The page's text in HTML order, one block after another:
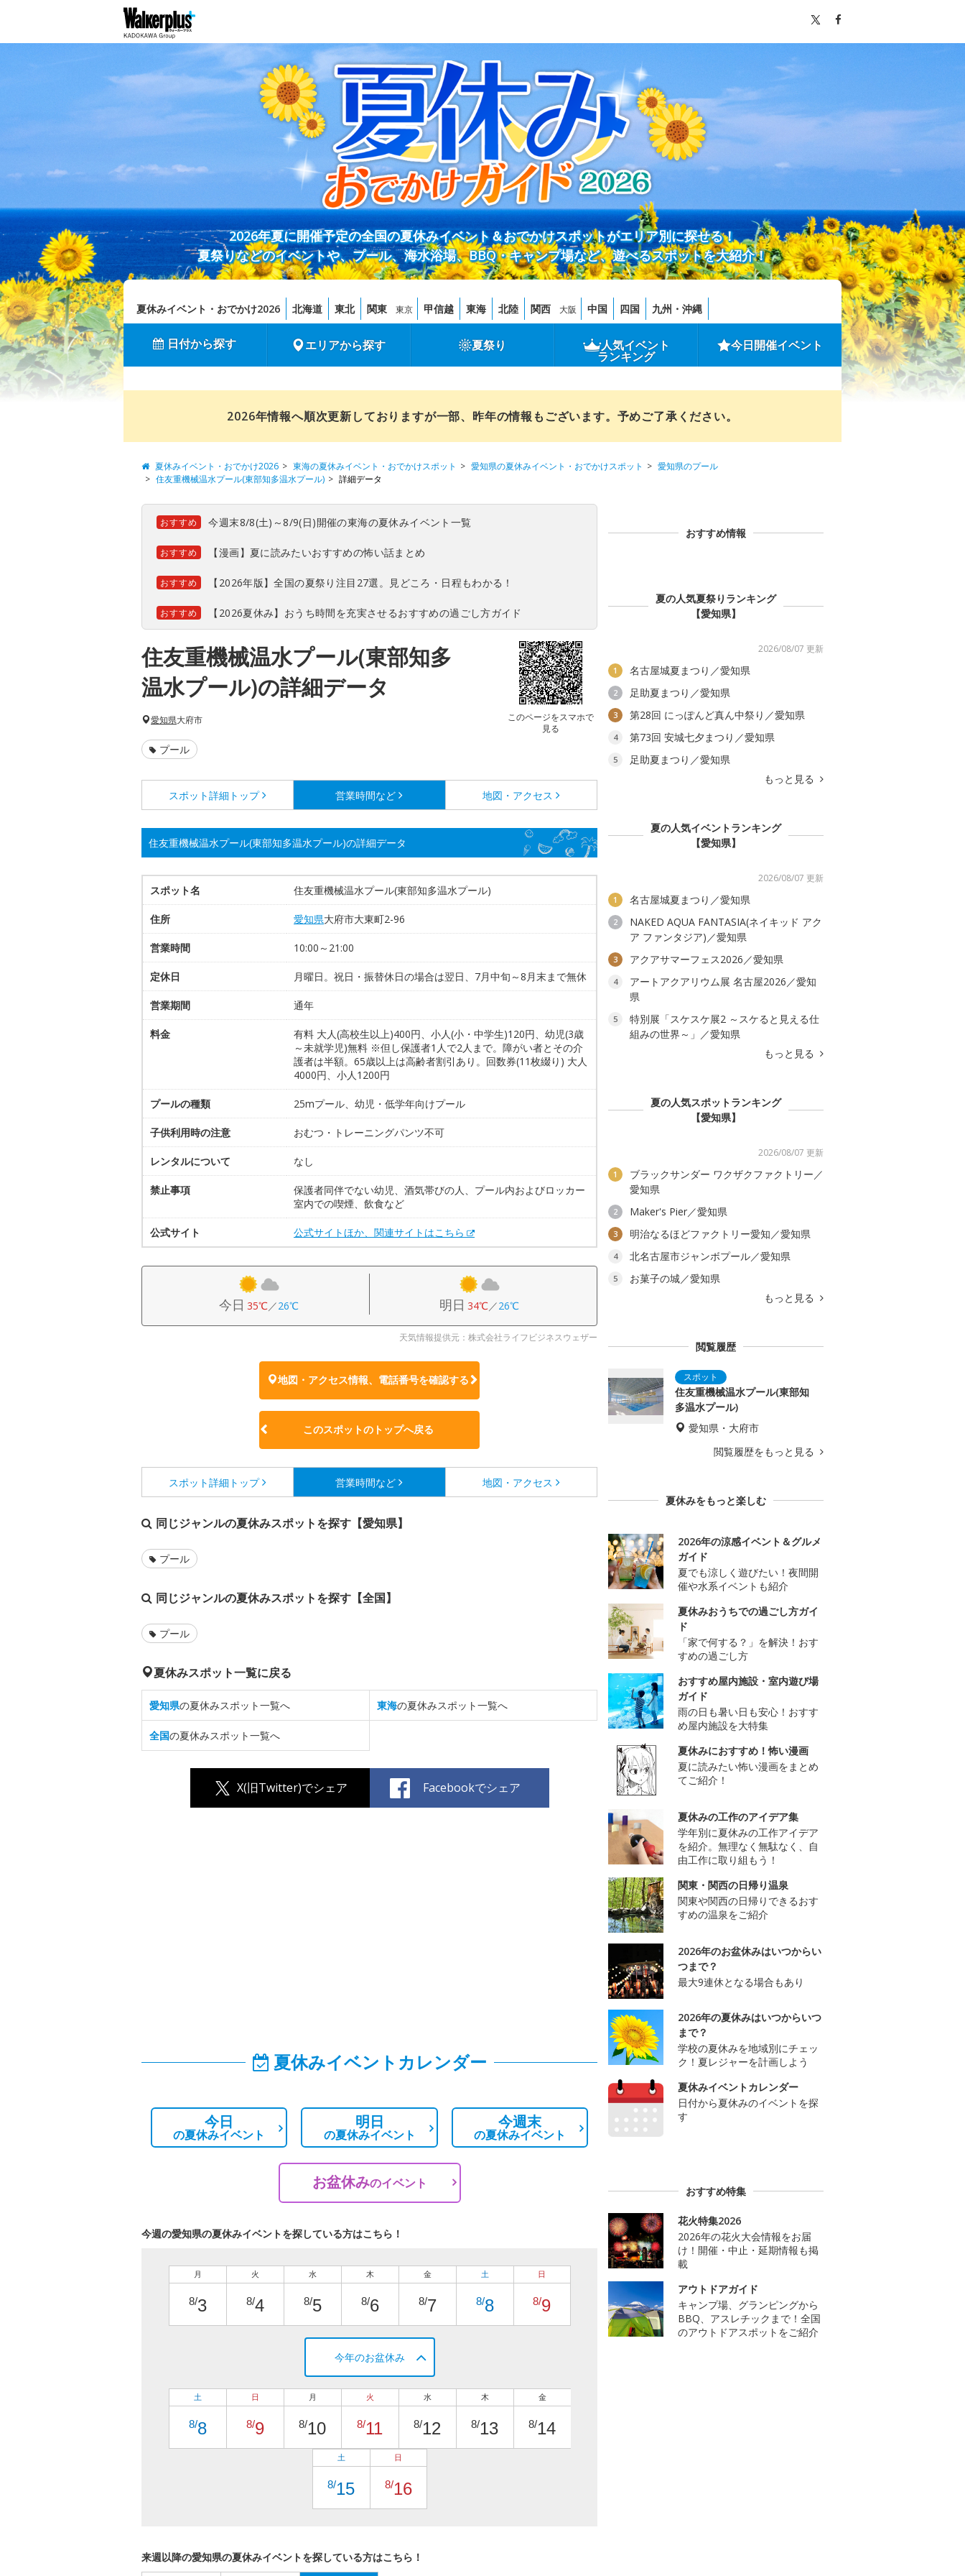
2026年夏に開催予定の全国の夏休みイベント＆おでかけスポットがエリア別に探せる！
夏祭りなどのイベントや、プール、海水浴場、BBQ・キャンプ場など、遊べるスポットを大紹介！
夏休みイベント・おでかけ2026 北海道 東北 関東 東京 甲信越 東海 北陸 関西 大阪 中国 四国 九州・沖縄
日付から探す エリアから探す 夏祭り 人気イベント
ランキング
今日開催イベント
2026年情報へ順次更新しておりますが一部、昨年の情報もございます。予めご了承ください。
夏休みイベント・おでかけ2026 東海の夏休みイベント・おでかけスポット 愛知県の夏休みイベント・おでかけスポット
愛知県のプール
住友重機械温水プール(東部知多温水プール)
詳細データ
おすすめ 今週末8/8(土)～8/9(日)開催の東海の夏休みイベント一覧
おすすめ 【漫画】夏に読みたいおすすめの怖い話まとめ
おすすめ 【2026年版】全国の夏祭り注目27選。見どころ・日程もわかる！
おすすめ 【2026夏休み】おうち時間を充実させるおすすめの過ごし方ガイド
住友重機械温水プール(東部知多
温水プール)の詳細データ
このページをスマホで
見る
愛知県大府市
プール
スポット詳細 トップ 営業時間など 地図・アクセス
住友重機械温水プール(東部知多温水プール)の詳細データ
スポット名 住友重機械温水プール(東部知多温水プール)
住所 愛知県大府市大東町2-96
営業時間 10:00～21:00
定休日 月曜日。祝日・振替休日の場合は翌日、7月中旬～8月末まで無休
営業期間 通年
料金
有料 大人(高校生以上)400円、小人(小・中学生)120円、幼児(3歳
～未就学児)無料 ※但し保護者1人で2人まで。障がい者とその介
護者は半額。65歳以上は高齢者割引あり。回数券(11枚綴り) 大人
4000円、小人1200円
プールの種類 25mプール、幼児・低学年向けプール
子供利用時の注意 おむつ・トレーニングパンツ不可
レンタルについて なし
禁止事項
保護者同伴でない幼児、酒気帯びの人、プール内およびロッカー
室内での喫煙、飲食など
公式サイト 公式サイトほか、関連サイトはこちら
今日 35℃／26℃ 明日 34℃／26℃
天気情報提供元：株式会社ライフビジネスウェザー
地図・アクセス情報、電話番号を確認する
このスポットのトップへ戻る
スポット詳細 トップ 営業時間など 地図・アクセス
同じジャンルの夏休みスポットを探す【愛知県】
プール
同じジャンルの夏休みスポットを探す【全国】
プール
夏休みスポット一覧に戻る
愛知県の夏休みスポット一覧へ 東海の夏休みスポット一覧へ
全国の夏休みスポット一覧へ
X(旧Twitter)でシェア Facebookでシェア
夏休みイベントカレンダー
今日
の夏休みイベント
明日
の夏休みイベント
今週末
の夏休みイベント
お盆休みのイベント
今週の愛知県の夏休みイベントを探している方はこちら！
月
8/3
火
8/4
水
8/5
木
8/6
金
8/7
土
8/8
日
8/9
今年のお盆休み
土
8/8
日
8/9
月
8/10
火
8/11
水
8/12
木
8/13
金
8/14
土
8/15
日
8/16
来週以降の愛知県の夏休みイベントを探している方はこちら！
おすすめ情報
夏の人気夏祭りランキング
【愛知県】
2026/08/07 更新
1 名古屋城夏まつり／愛知県
2 足助夏まつり／愛知県
3 第28回 にっぽんど真ん中祭り／愛知県
4 第73回 安城七夕まつり／愛知県
5
足助夏まつり／愛知県
もっと見る
夏の人気イベントランキング
【愛知県】
2026/08/07 更新
1 名古屋城夏まつり／愛知県
2
NAKED AQUA FANTASIA(ネイキッド アク
ア ファンタジア)／愛知県
3 アクアサマーフェス2026／愛知県
4
アートアクアリウム展 名古屋2026／愛知
県
5
特別展「スケスケ展2 ～スケると見える仕
組みの世界～」／愛知県
もっと見る
夏の人気スポットランキング
【愛知県】
2026/08/07 更新
1
ブラックサンダー ワクザクファクトリー／
愛知県
2 Maker's Pier／愛知県
3 明治なるほどファクトリー愛知／愛知県
4 北名古屋市ジャンボプール／愛知県
5
お菓子の城／愛知県
もっと見る
閲覧履歴
住友重機械温水プール(東部知
多温水プール)
愛知県・大府市
閲覧履歴をもっと見る
夏休みをもっと楽しむ
2026年の涼感イベント＆グルメ
ガイド
夏でも涼しく遊びたい！夜間開
催や水系イベントも紹介
夏休みおうちでの過ごし方ガイ
ド
「家で何する？」を解決！おす
すめの過ごし方
おすすめ屋内施設・室内遊び場
ガイド
雨の日も暑い日も安心！おすす
め屋内施設を大特集
夏休みにおすすめ！怖い漫画
夏に読みたい怖い漫画をまとめ
てご紹介！
夏休みの工作のアイデア集
学年別に夏休みの工作アイデア
を紹介。無理なく無駄なく、自
由工作に取り組もう！
関東・関西の日帰り温泉
関東や関西の日帰りできるおす
すめの温泉をご紹介
2026年のお盆休みはいつからい
つまで？
最大9連休となる場合もあり
2026年の夏休みはいつからいつ
まで？
学校の夏休みを地域別にチェッ
ク！夏レジャーを計画しよう
夏休みイベントカレンダー
日付から夏休みのイベントを探
す
おすすめ特集
花火特集2026
2026年の花火大会情報をお届
け！開催・中止・延期情報も掲
載
アウトドアガイド
キャンプ場、グランピングから
BBQ、アスレチックまで！全国
のアウトドアスポットをご紹介